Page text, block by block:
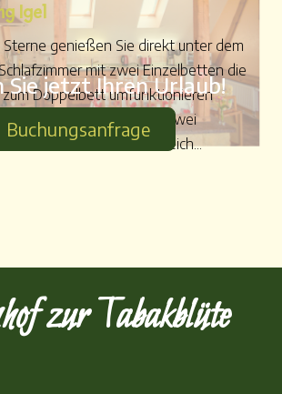
Igel
Sterne genießen Sie direkt unter dem
mit zwei Einzelbetten die
zum Doppelbett umfunktionieren
sich die Wohnung für zwei
Wohn- Küchenbereich...
Sie jetzt Ihren Urlaub!
Buchungsanfrage
zur Tabakblüte